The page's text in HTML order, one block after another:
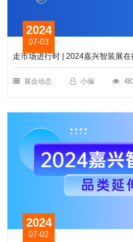
2024
07-03
走市场进行时 | 2024嘉兴智装展在
展会动态 小编
2024
07-02